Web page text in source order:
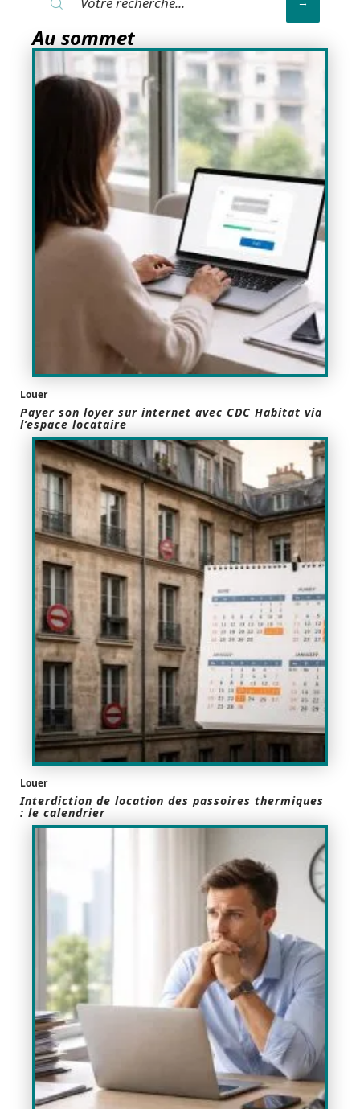
Au sommet
Louer
Payer son loyer sur internet avec CDC Habitat via
l’espace locataire
Louer
Interdiction de location des passoires thermiques
: le calendrier